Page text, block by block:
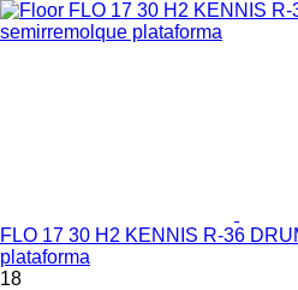
FLO 17 30 H2 KENNIS R-36
plataforma
18